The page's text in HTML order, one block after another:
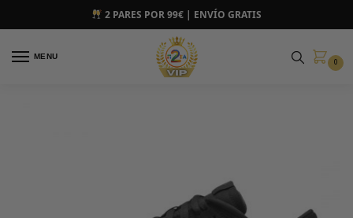
2 PARES POR 99€ | ENVÍO GRATIS
MENU
0